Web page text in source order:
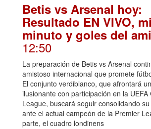
Betis vs Arsenal hoy:
Resultado EN VIVO,
minuto y goles del
12:50
La preparación de Betis vs Arsenal
amistoso internacional que promete
El conjunto verdiblanco, que afrontará
ilusionante con participación en la UEFA
League, buscará seguir consolidando
ante el actual campeón de la Premier
parte, el cuadro londinens